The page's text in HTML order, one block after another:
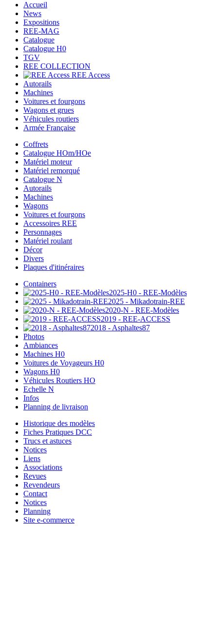
Accueil
News
Expositions
REE-MAG
Catalogue
Catalogue H0
TGV
REE COLLECTION
REE Access
Autorails
Machines
Voitures et fourgons
Wagons et grues
Véhicules routiers
Armée Française
Coffrets
Catalogue HOm/HOe
Matériel moteur
Matériel remorqué
Catalogue N
Autorails
Machines
Wagons
Voitures et fourgons
Accessoires REE
Personnages
Matériel roulant
Décor
Divers
Plaques d'itinéraires
Containers
2025-H0 - REE-Modèles
2025 - Mikadotrain-REE
2020-N - REE-Modèles
2019 - REE-ACCESS
2018 - Asphaltes87
Photos
Ambiances
Machines H0
Voitures de Voyageurs H0
Wagons H0
Véhicules Routiers HO
Echelle N
Infos
Planning de livraison
Historique des modèles
Fiches Pratiques DCC
Trucs et astuces
Notices
Liens
Associations
Revues
Revendeurs
Contact
Notices
Planning
Site e-commerce